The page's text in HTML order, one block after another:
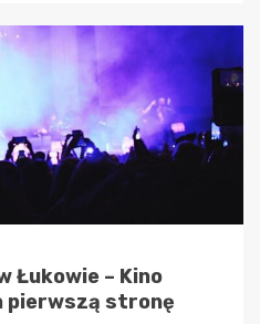
Łukowie – Kino
pierwszą stronę